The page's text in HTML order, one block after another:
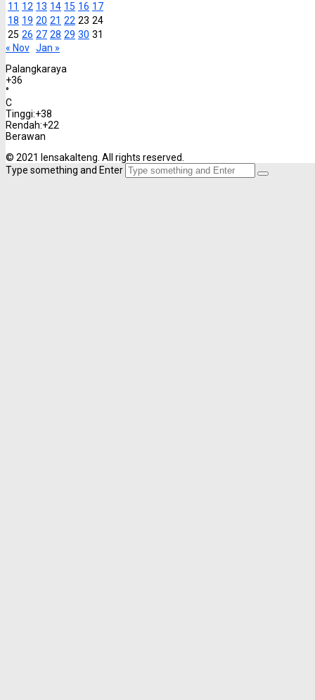
11 12 13 14 15 16 17
18 19 20 21 22 23 24
25 26 27 28 29 30 31
« Nov Jan »
Palangkaraya
+36
°
C
Tinggi:+38
Rendah:+22
Berawan
© 2021 lensakalteng. All rights reserved.
Type something and Enter